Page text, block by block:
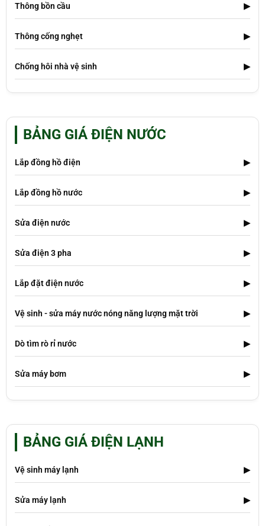
Thông bồn cầu ▶
Thông cống nghẹt ▶
Chống hôi nhà vệ sinh ▶
BẢNG GIÁ ĐIỆN NƯỚC
Lắp đồng hồ điện ▶
Lắp đồng hồ nước ▶
Sửa điện nước ▶
Sửa điện 3 pha ▶
Lắp đặt điện nước ▶
Vệ sinh - sửa máy nước nóng năng lượng mặt trời ▶
Dò tìm rò rỉ nước ▶
Sửa máy bơm ▶
BẢNG GIÁ ĐIỆN LẠNH
Vệ sinh máy lạnh ▶
Sửa máy lạnh ▶